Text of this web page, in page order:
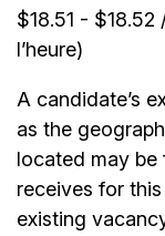
$18.51 -
l’heure)
A candidate’s
as the
located may
receives for
existing